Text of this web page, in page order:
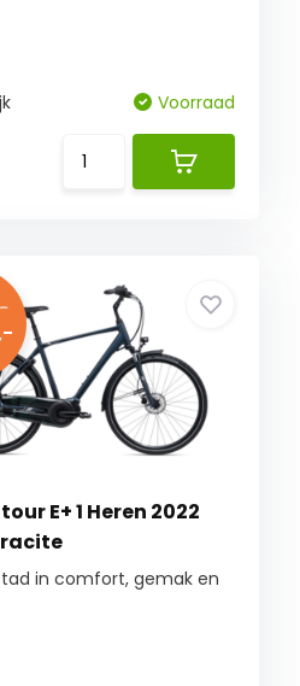
Voorraad
E+ 1 Heren 2022
in comfort, gemak en